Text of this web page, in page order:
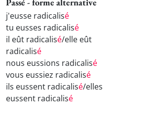
j'eusse radicalisé
tu eusses radicalisé
il eût radicalisé/elle eût
radicalisé
nous eussions radicalisé
vous eussiez radicalisé
ils eussent radicalisé/elles
eussent radicalisé